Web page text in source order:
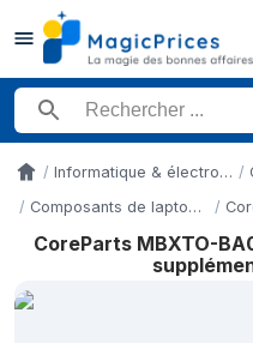
Rechercher un produit
Accueil Informatique & électronique
Composants de laptop supplémentaires
CoreParts MBXTO-
Historique des prix de
14 mai 2026